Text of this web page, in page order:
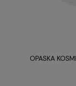
OPASKA